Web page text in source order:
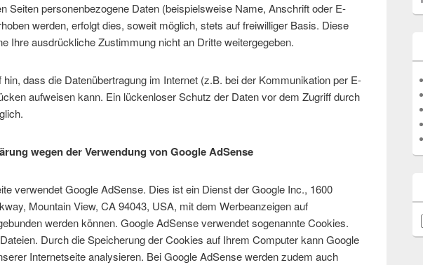
Seiten personenbezogene Daten (beispielsweise Name, Anschrift oder E-
werden, erfolgt dies, soweit möglich, stets auf freiwilliger Basis. Diese
Ihre ausdrückliche Zustimmung nicht an Dritte weitergegeben.
dass die Datenübertragung im Internet (z.B. bei der Kommunikation per E-
aufweisen kann. Ein lückenloser Schutz der Daten vor dem Zugriff durch
wegen der Verwendung von Google AdSense
verwendet Google AdSense. Dies ist ein Dienst der Google Inc., 1600
Mountain View, CA 94043, USA, mit dem Werbeanzeigen auf
werden können. Google AdSense verwendet sogenannte Cookies.
Durch die Speicherung der Cookies auf Ihrem Computer kann Google
Internetseite analysieren. Bei Google AdSense werden zudem auch